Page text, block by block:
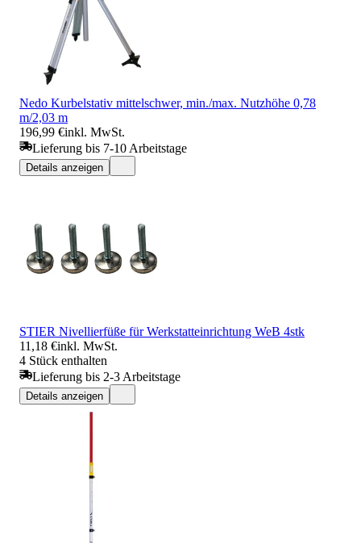
Nedo Kurbelstativ mittelschwer, min./max. Nutzhöhe 0,78
m/2,03 m
196,99 €inkl. MwSt.
Lieferung bis 7-10 Arbeitstage
Details anzeigen
STIER Nivellierfüße für Werkstatteinrichtung WeB 4stk
11,18 €inkl. MwSt.
4 Stück enthalten
Lieferung bis 2-3 Arbeitstage
Details anzeigen